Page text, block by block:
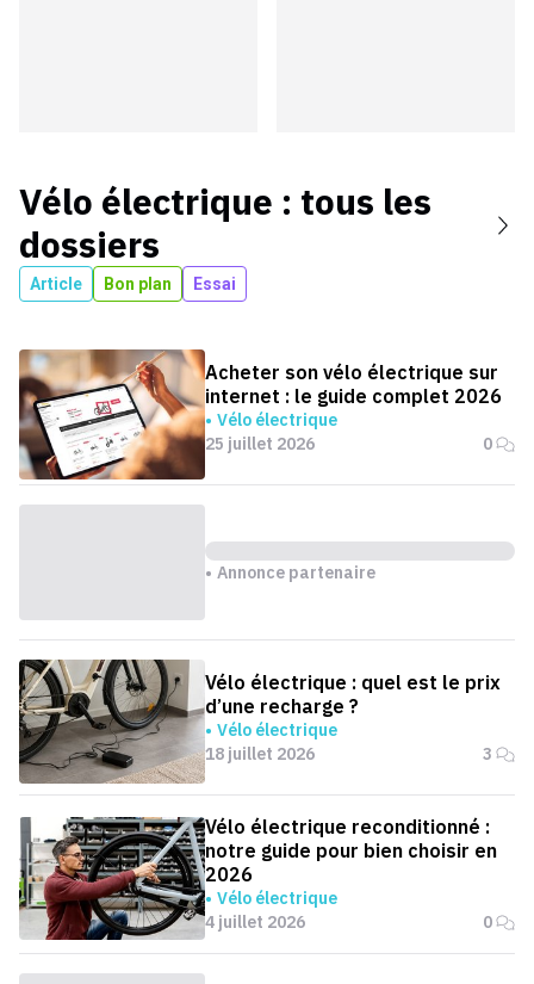
Vélo électrique : tous les
dossiers
Article Bon plan Essai
Acheter son vélo électrique sur
internet : le guide complet 2026
Vélo électrique
25 juillet 2026
0
Annonce partenaire
Vélo électrique : quel est le prix
d’une recharge ?
Vélo électrique
18 juillet 2026
3
Vélo électrique reconditionné :
notre guide pour bien choisir en
2026
Vélo électrique
4 juillet 2026
0